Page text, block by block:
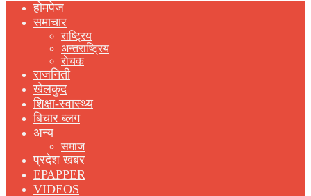
होमपेज
समाचार
राष्ट्रिय
अन्तराष्ट्रिय
राेचक
राजनिती
खेलकुद
शिक्षा-स्वास्थ्य
बिचार ब्लग
अन्य
समाज
प्रदेश खबर
EPAPPER
VIDEOS